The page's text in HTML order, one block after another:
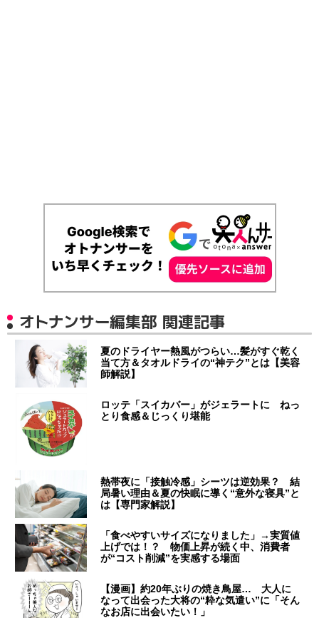
オトナンサー編集部 関連記事
夏のドライヤー熱風がつらい…髪がすぐ乾く
当て方＆タオルドライの“神テク”とは【美容
師解説】
ロッテ「スイカバー」がジェラートに ねっ
とり食感＆じっくり堪能
熱帯夜に「接触冷感」シーツは逆効果？ 結
局暑い理由＆夏の快眠に導く“意外な寝具”と
は【専門家解説】
「食べやすいサイズになりました」→実質値
上げでは！？ 物価上昇が続く中、消費者
が“コスト削減”を実感する場面
【漫画】約20年ぶりの焼き鳥屋… 大人に
なって出会った大将の“粋な気遣い”に「そん
なお店に出会いたい！」